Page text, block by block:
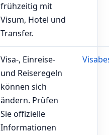
frühzeitig mit
Visum, Hotel und
Transfer.
Visa-, Einreise-
und Reiseregeln
können sich
ändern. Prüfen
Sie offizielle
Informationen